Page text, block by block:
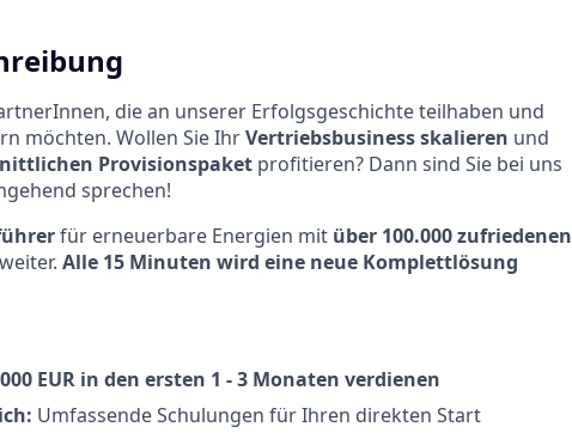
die an unserer Erfolgsgeschichte teilhaben und
möchten. Wollen Sie IhrVertriebsbusiness skalieren und
Provisionspaket profitieren? Dann sind Sie bei uns
sprechen!
für erneuerbare Energien mit über 100.000 zufriedenen
Alle 15 Minuten wird eine neue Komplettlösung
EUR in den ersten 1 - 3 Monaten verdienen
Umfassende Schulungen für Ihren direkten Start